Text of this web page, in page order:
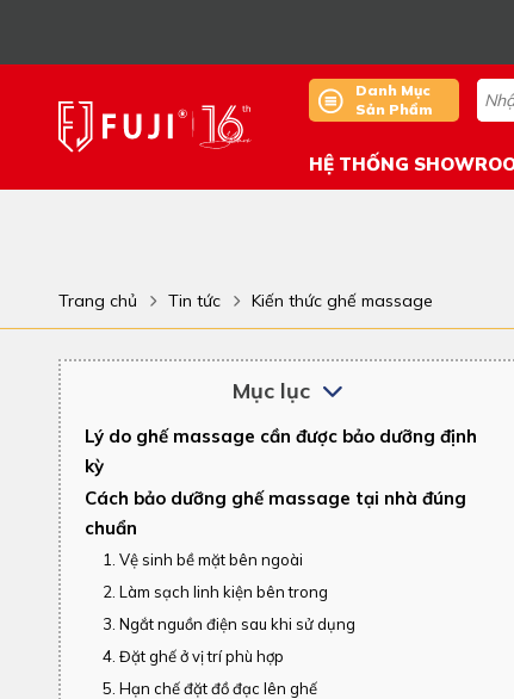
Danh Mục
Sản Phẩm
HỆ THỐNG
Trang chủ Tin tức Kiến thức ghế massage
Mục lục
Lý do ghế massage cần được bảo dưỡng định
kỳ
Cách bảo dưỡng ghế massage tại nhà đúng
chuẩn
1. Vệ sinh bề mặt bên ngoài
2. Làm sạch linh kiện bên trong
3. Ngắt nguồn điện sau khi sử dụng
4. Đặt ghế ở vị trí phù hợp
5. Hạn chế đặt đồ đạc lên ghế